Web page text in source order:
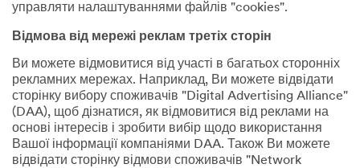
управляти налаштуваннями файлів "cookies".
Відмова від мережі реклам третіх сторін
Ви можете відмовитися від участі в багатьох сторонніх
рекламних мережах. Наприклад, Ви можете відвідати
сторінку вибору споживачів "Digital Advertising Alliance"
(DAA), щоб дізнатися, як відмовитися від реклами на
основі інтересів і зробити вибір щодо використання
Вашої інформації компаніями DAA. Також Ви можете
відвідати сторінку відмови споживачів "Network